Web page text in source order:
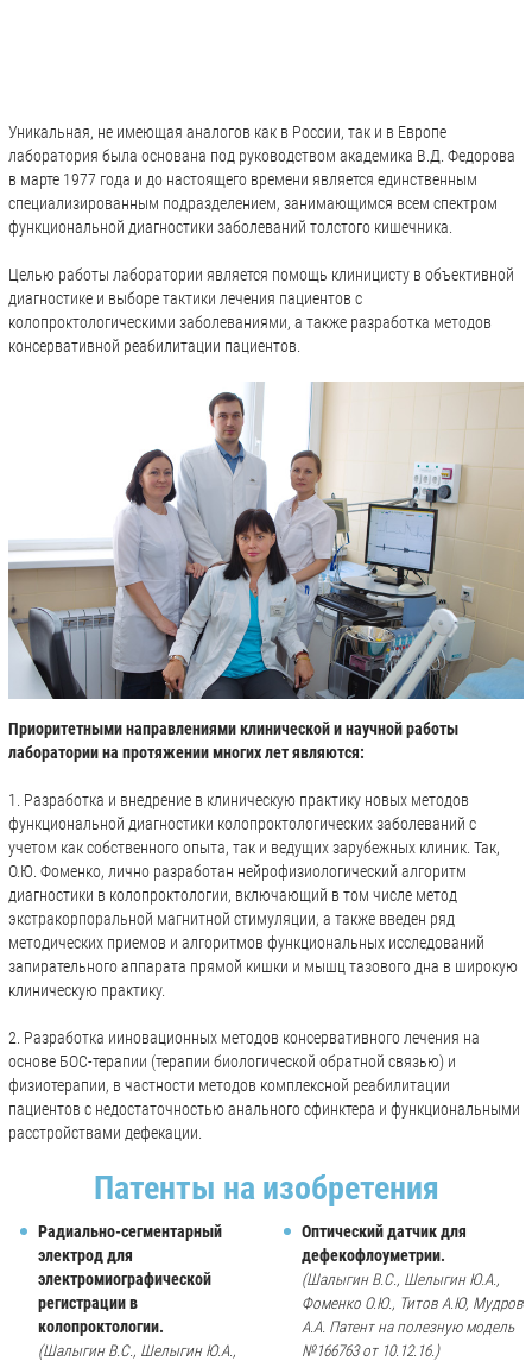
Уникальная, не имеющая аналогов как в России, так и в Европе
лаборатория была основана под руководством академика В.Д. Федорова
в марте 1977 года и до настоящего времени является единственным
специализированным подразделением, занимающимся всем спектром
функциональной диагностики заболеваний толстого кишечника.
Целью работы лаборатории является помощь клиницисту в объективной
диагностике и выборе тактики лечения пациентов с
колопроктологическими заболеваниями, а также разработка методов
консервативной реабилитации пациентов.
Приоритетными направлениями клинической и научной работы
лаборатории на протяжении многих лет являются:
1. Разработка и внедрение в клиническую практику новых методов
функциональной диагностики колопроктологических заболеваний с
учетом как собственного опыта, так и ведущих зарубежных клиник. Так,
О.Ю. Фоменко, лично разработан нейрофизиологический алгоритм
диагностики в колопроктологии, включающий в том числе метод
экстракорпоральной магнитной стимуляции, а также введен ряд
методических приемов и алгоритмов функциональных исследований
запирательного аппарата прямой кишки и мышц тазового дна в широкую
клиническую практику.
2. Разработка ииновационных методов консервативного лечения на
основе БОС-терапии (терапии биологической обратной связью) и
физиотерапии, в частности методов комплексной реабилитации
пациентов с недостаточностью анального сфинктера и функциональными
расстройствами дефекации.
Патенты на изобретения
Радиально-сегментарный
электрод для
электромиографической
регистрации в
колопроктологии.
(Шалыгин В.С., Шелыгин Ю.А.,
Оптический датчик для
дефекофлоуметрии.
(Шалыгин В.С., Шелыгин Ю.А.,
Фоменко О.Ю., Титов А.Ю, Мудров
А.А. Патент на полезную модель
№166763 от 10.12.16.)